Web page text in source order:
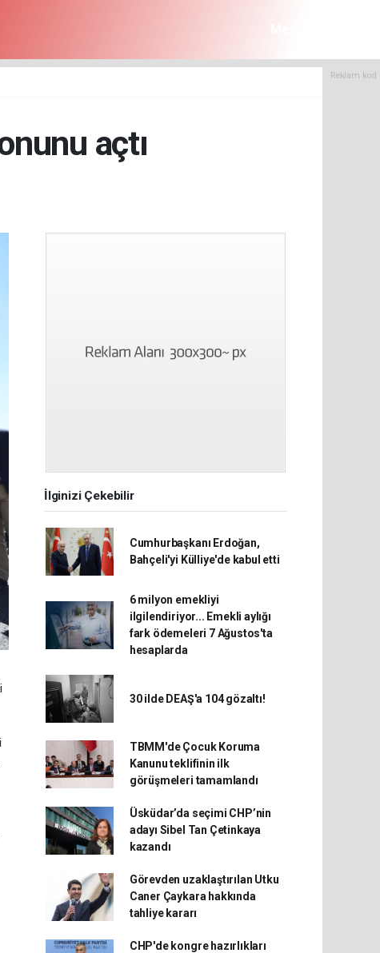
Reklam
açtı
İlginizi Çekebilir
Cumhurbaşkanı Erdoğan,
Bahçeli'yi Külliye'de kabul etti
6 milyon emekliyi
ilgilendiriyor... Emekli aylığı
fark ödemeleri 7 Ağustos'ta
hesaplarda
30 ilde DEAŞ'a 104 gözaltı!
TBMM'de Çocuk Koruma
Kanunu teklifinin ilk
görüşmeleri tamamlandı
Üsküdar’da seçimi CHP’nin
adayı Sibel Tan Çetinkaya
kazandı
Görevden uzaklaştırılan Utku
Caner Çaykara hakkında
tahliye kararı
CHP'de kongre hazırlıkları